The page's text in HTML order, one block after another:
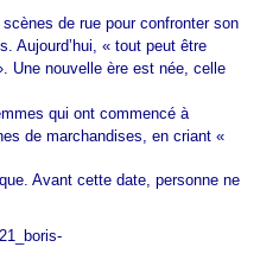
de rue pour confronter son
Aujourdʼhui, « tout peut être
Une nouvelle ère est née, celle
qui ont commencé à
de marchandises, en criant «
Avant cette date, personne ne